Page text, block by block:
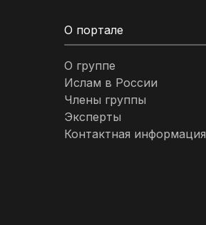
Малайзия
Марокко
Нигерия
О портале
О группе
Ислам в России
Члены группы
Эксперты
Контактная информация